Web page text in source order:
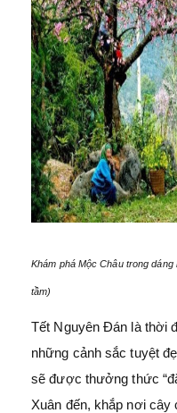
Khám phá Mộc Châu trong
tầm)
Tết Nguyên Đán là thời
những cảnh sắc tuyệt
sẽ được thưởng thức
Xuân đến, khắp nơi cây